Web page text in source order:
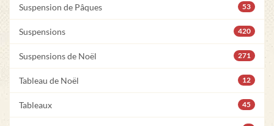
Suspension de Pâques 53
Suspensions 420
Suspensions de Noël 271
Tableau de Noël 12
Tableaux 45